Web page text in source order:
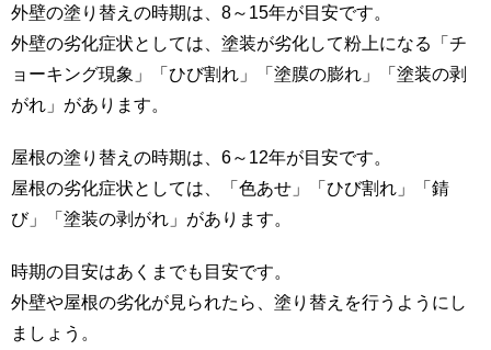
外壁の塗り替えの時期は、8～15年が目安です。
外壁の劣化症状としては、塗装が劣化して粉上になる「チ
ョーキング現象」「ひび割れ」「塗膜の膨れ」「塗装の剥
がれ」があります。
屋根の塗り替えの時期は、6～12年が目安です。
屋根の劣化症状としては、「色あせ」「ひび割れ」「錆
び」「塗装の剥がれ」があります。
時期の目安はあくまでも目安です。
外壁や屋根の劣化が見られたら、塗り替えを行うようにし
ましょう。